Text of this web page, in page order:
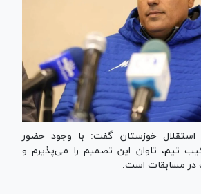
استقلال خوزستان گفت: با وجود حضور
تیم، تاوان این تصمیم را می‌پذیرم و
در مسابقات است.